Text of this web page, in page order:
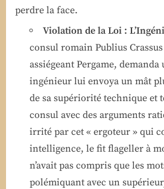
perdre la face.
Violation de la Loi :
consul romain Publius
assiégeant Pergame,
ingénieur lui envoya un mât
de sa supériorité technique et
consul avec des arguments
irrité par cet « ergoteur » qui
intelligence, le fit flageller à
n’avait pas compris que les
polémiquant avec un